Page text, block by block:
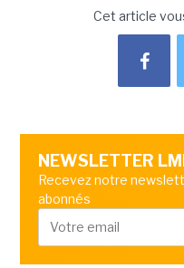
Cet article
NEWSLETTER LMI
Recevez notre
abonnés